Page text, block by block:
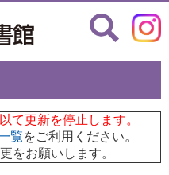
て更新を停止します。
覧をご利用ください。
をお願いします。